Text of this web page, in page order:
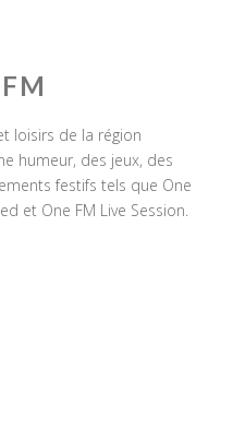
loisirs de la région
humeur, des jeux, des
festifs tels que One
et One FM Live Session.